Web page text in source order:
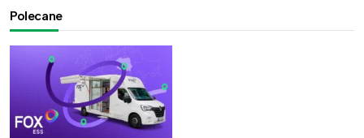
Polecane